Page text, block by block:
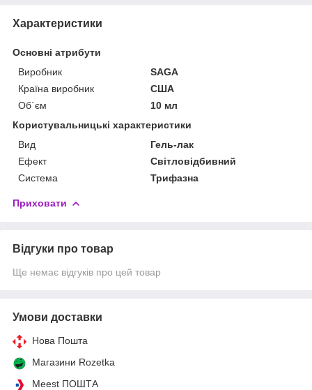
Характеристики
Основні атрибути
Виробник
SAGA
Країна виробник
США
Об`єм
10 мл
Користувальницькі характеристики
Вид
Гель-лак
Ефект
Світловідбивний
Система
Трифазна
Приховати
Відгуки про товар
Ще немає відгуків про цей товар
Умови доставки
Нова Пошта
Магазини Rozetka
Meest ПОШТА